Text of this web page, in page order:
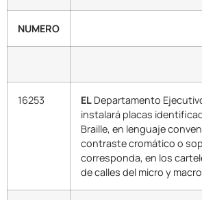
NUMERO
16253 EL Departamento
instalará placas
Braille, en lenguaje
contraste cromático o
corresponda, en los
de calles del micro y